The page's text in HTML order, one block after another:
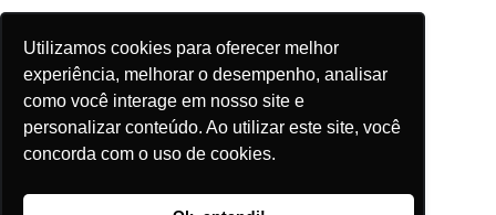
Utilizamos cookies para oferecer melhor
experiência, melhorar o desempenho, analisar
como você interage em nosso site e
personalizar conteúdo. Ao utilizar este site, você
concorda com o uso de cookies.